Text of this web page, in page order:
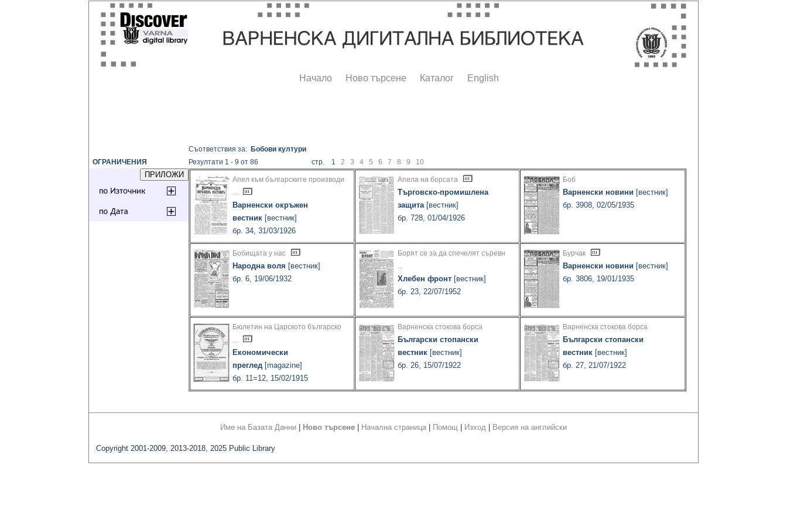
Начало Ново търсене Каталог English
ОГРАНИЧЕНИЯ
Съответствия за: Бобови култури
Резултати 1 - 9 от 86
стр. 1 2 3 4 5 6 7 8 9 10
Апел към българските производи
...
Варненски окръжен
вестник [вестник]
бр. 34, 31/03/1926
Апела на борсата
Търговско-промишлена
защита[вестник]
бр. 728, 01/04/1926
Боб
Варненски новини [вестник]
бр. 3908, 02/05/1935
Бобищата у нас
Народна воля [вестник]
бр. 6, 19/06/1932
Борят се за да спечелят съревн
...
Хлебен фронт [вестник]
бр. 23, 22/07/1952
Бурчак
Варненски новини [вестник]
бр. 3806, 19/01/1935
Бюлетин на Царското българско
...
Економически
преглед [magazine]
бр. 11=12, 15/02/1915
Варненска стокова борса
Български стопански
вестник [вестник]
бр. 26, 15/07/1922
Варненска стокова борса
Български стопански
вестник [вестник]
бр. 27, 21/07/1922
Име на Базата Данни Ново търсене Начална страница Помощ Изход Версия на английски
Copyright 2001-2009, 2013-2018, 2025 Public Library